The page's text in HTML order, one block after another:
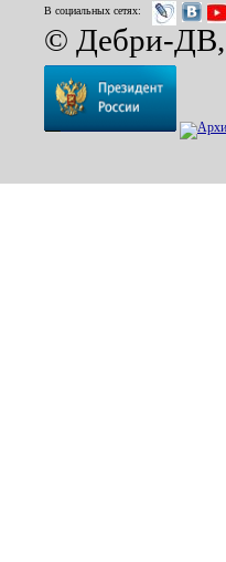
В социальных сетях:
© Дебри-ДВ,